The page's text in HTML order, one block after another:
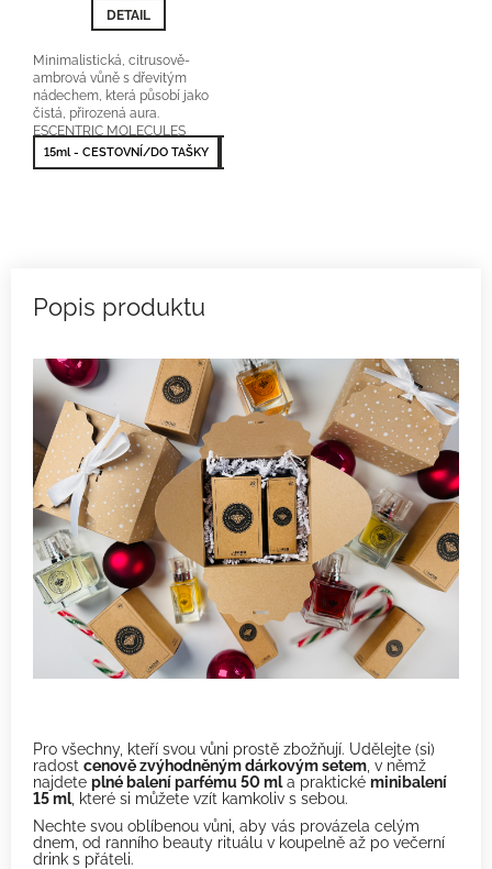
DETAIL
Minimalistická, citrusově-
ambrová vůně s dřevitým
nádechem, která působí jako
čistá, přirozená aura.
ESCENTRIC MOLECULES
Escentric 01 orientační cena:...
15ml - CESTOVNÍ/DO TAŠKY
Pro všechny, kteří svou vůni prostě zbožňují. Udělejte (si)
radost cenově zvýhodněným dárkovým setem , v němž
najdete plné balení parfému 50 mla praktické minibalení
15 ml, které si můžete vzít kamkoliv s sebou.
Nechte svou oblíbenou vůni, aby vás provázela celým
dnem, od ranního beauty rituálu v koupelně až po večerní
drink s přáteli.